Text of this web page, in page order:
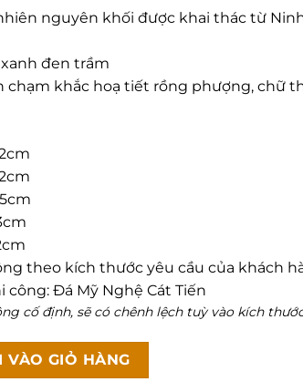
nguyên khối được khai thác từ
xanh đen trầm
chạm khắc hoạ tiết rồng phượng, chữ
theo kích thước yêu cầu của khách
công: Đá Mỹ Nghệ Cát Tiến
cố định, sẽ có chênh lệch tuỳ vào kích
số lượng
VÀO GIỎ HÀNG